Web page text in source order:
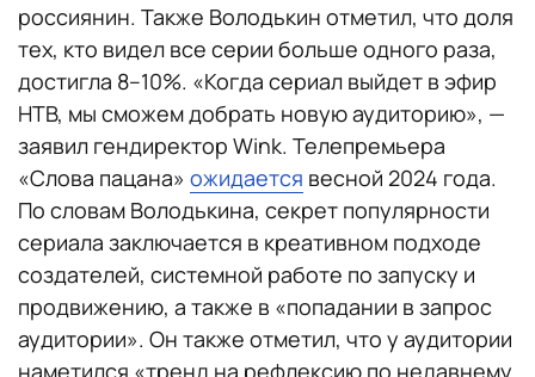
россиянин. Также Володькин отметил, что доля
тех, кто видел все серии больше одного раза,
достигла 8–10%. «Когда сериал выйдет в эфир
НТВ, мы сможем добрать новую аудиторию», —
заявил гендиректор Wink. Телепремьера
«Слова пацана» ожидается весной 2024 года.
По словам Володькина, секрет популярности
сериала заключается в креативном подходе
создателей, системной работе по запуску и
продвижению, а также в «попадании в запрос
аудитории». Он также отметил, что у аудитории
наметился «тренд на рефлексию по недавнему